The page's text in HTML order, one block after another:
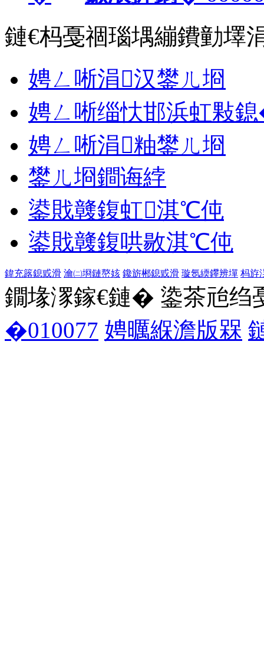
鏈€杩戞祻瑙堣繃鐨勭墿
娉ㄥ唽涓汉鐢ㄦ埛
娉ㄥ唽缁忕邯浜虹敤
娉ㄥ唽涓粙鐢ㄦ埛
鐢ㄦ埛鐧诲綍
鍙戝竷鍑虹淇℃伅
鍙戝竷鍑哄敭淇℃伅
鍏充簬鎴戜滑 瀹㈡埛鏈嶅姟 鑱旂郴鎴戜滑 璇氬緛鑻辨墠 杩斿
鐗堟潈鎵€鏈� 鍌茶兘绉
�010077 娉曞緥澹版槑